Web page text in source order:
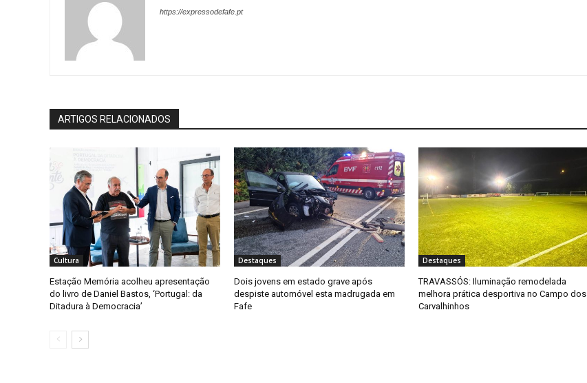
https://expressodefafe.pt
ARTIGOS RELACIONADOS
Cultura
Estação Memória acolheu apresentação
do livro de Daniel Bastos, ‘Portugal: da
Ditadura à Democracia’
Destaques
Dois jovens em estado grave após
despiste automóvel esta madrugada em
Fafe
Destaques
TRAVASSÓS: Iluminação remodelada
melhora prática desportiva no Campo dos
Carvalhinhos